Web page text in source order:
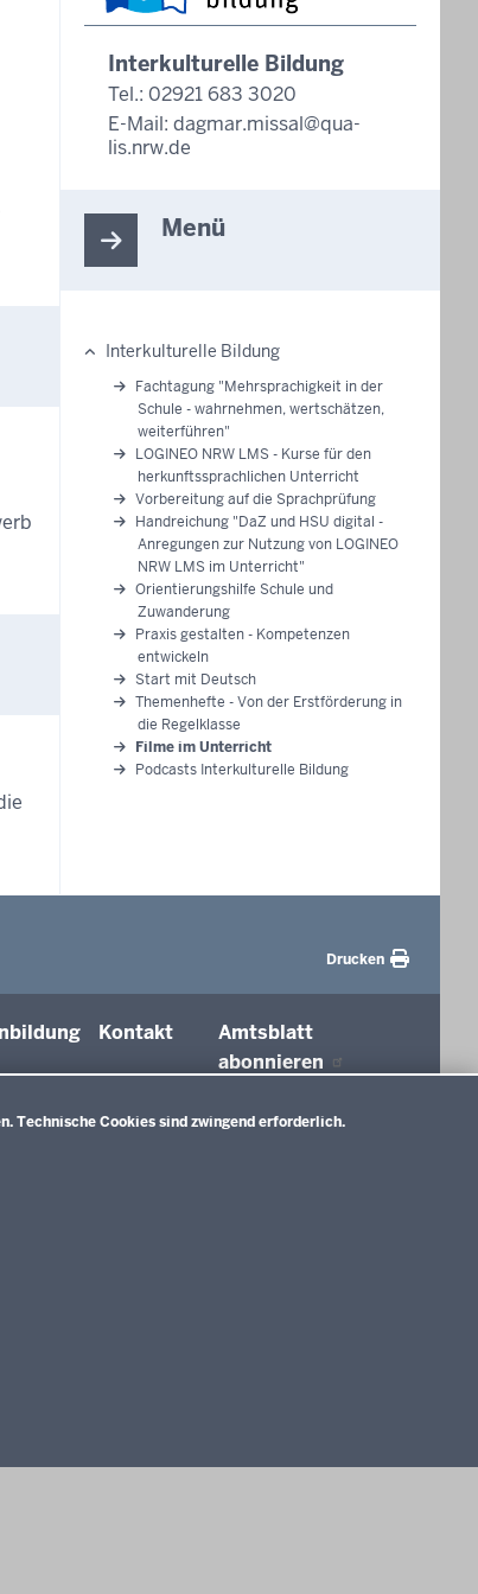
Technische Cookies sind zwingend erforderlich.
Interkulturelle Bildung
Tel.: 02921 683 3020
E-Mail: dagmar.missal@qua-
lis.nrw.de
Menü
Hauptnavigation
Interkulturelle Bildung
Fachtagung "Mehrsprachigkeit in der
Schule - wahrnehmen, wertschätzen,
weiterführen"
LOGINEO NRW LMS - Kurse für den
herkunftssprachlichen Unterricht
Vorbereitung auf die Sprachprüfung
Handreichung "DaZ und HSU digital -
Anregungen zur Nutzung von LOGINEO
NRW LMS im Unterricht"
Orientierungshilfe Schule und
Zuwanderung
Praxis gestalten - Kompetenzen
entwickeln
Start mit Deutsch
Themenhefte - Von der Erstförderung in
die Regelklasse
Filme im Unterricht
Podcasts Interkulturelle Bildung
Drucken
Kontakt
Amtsblatt
abonnieren